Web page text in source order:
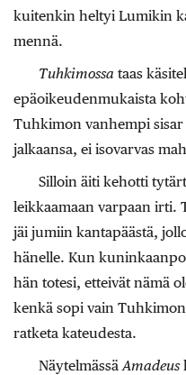
kuitenkin heltyi Lumikin
mennä.
Tuhkimossa taas
epäoikeudenmukaista
Tuhkimon vanhempi
jalkaansa, ei isovarvas
Silloin äiti kehotti
leikkaamaan varpaan irti.
jäi jumiin kantapäästä,
hänelle. Kun
hän totesi, etteivät nämä
kenkä sopi vain
ratketa kateudesta.
Näytelmässä Amadeus